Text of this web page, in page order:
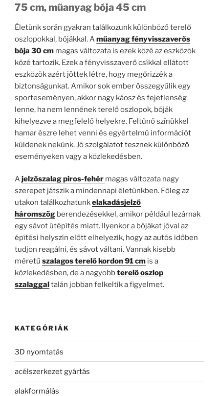
75 cm, műanyag bója 45 cm
Életünk során gyakran találkozunk különböző terelő
oszlopokkal, bójákkal. Aműanyag fényvisszaverős
bója 30 cm magas változata is ezek közé az eszközök
közé tartozik. Ezek a fényvisszaverő csíkkal ellátott
eszközök azért jöttek létre, hogy megőrizzék a
biztonságunkat. Amikor sok ember összegyűlik egy
sporteseményen, akkor nagy káosz és fejetlenség
lenne, ha nem lennének terelő oszlopok, bóják
kihelyezve a megfelelő helyekre. Feltűnő színükkel
hamar észre lehet venni és egyértelmű információt
küldenek nekünk. Jó szolgálatot tesznek különböző
eseményeken vagy a közlekedésben.
Ajelzőszalag piros-fehér magas változata nagy
szerepet játszik a mindennapi életünkben. Főleg az
utakon találkozhatunkelakadásjelző
háromszög berendezésekkel, amikor például lezárnak
egy sávot útépítés miatt. Ilyenkor a bójákat jóval az
építési helyszín előtt elhelyezik, hogy az autós időben
tudjon reagálni, és sávot váltani. Vannak kisebb
méretű szalagos terelő kordon 91 cm is a
közlekedésben, de a nagyobbterelő oszlop
szalaggaltalán jobban felkeltik a figyelmet.
KATEGÓRIÁK
3D nyomtatás
acélszerkezet gyártás
alakformálás